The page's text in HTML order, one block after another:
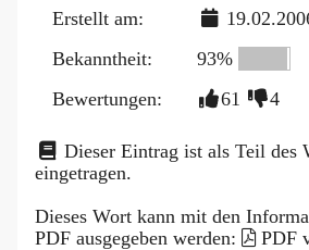
Erstellt am:
Bekanntheit:
93%
Bewertungen:
61 4
Dieser Eintrag ist als Teil des
eingetragen.
Dieses Wort kann mit den
PDF ausgegeben werden:
PDF